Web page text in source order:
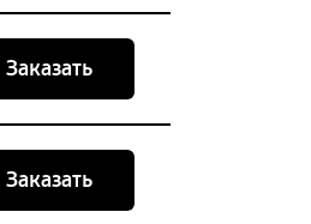
Заказать
Заказать